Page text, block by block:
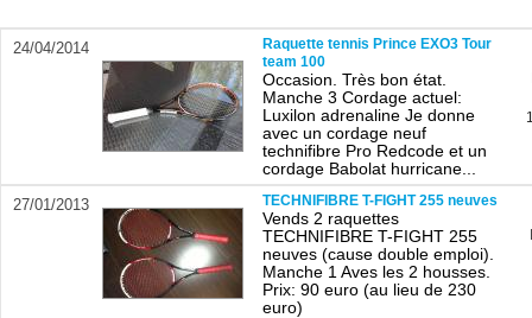
24/04/2014
Raquette tennis Prince EXO3 Tour
team 100
Occasion. Très bon état.
Manche 3 Cordage actuel:
Luxilon adrenaline Je donne
avec un cordage neuf
technifibre Pro Redcode et un
cordage Babolat hurricane...
27/01/2013 TECHNIFIBRE T-FIGHT 255 neuves
Vends 2 raquettes
TECHNIFIBRE T-FIGHT 255
neuves (cause double emploi).
Manche 1 Aves les 2 housses.
Prix: 90 euro (au lieu de 230
euro)